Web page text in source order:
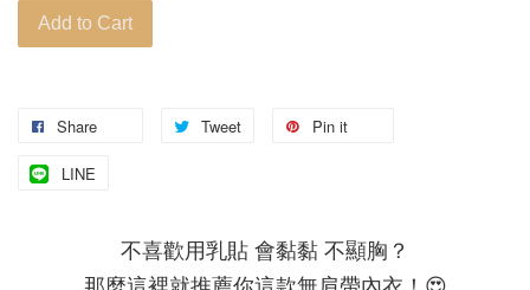
Add to Cart
Share Tweet Pin it
LINE
不喜歡用乳貼 會黏黏 不顯胸？